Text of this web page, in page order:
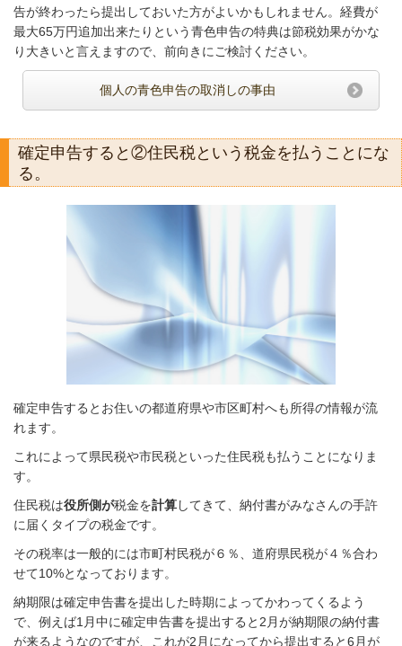
告が終わったら提出しておいた方がよいかもしれません。経費が
最大65万円追加出来たりという青色申告の特典は節税効果がかな
り大きいと言えますので、前向きにご検討ください。
個人の青色申告の取消しの事由
確定申告すると②住民税という税金を払うことにな
る。
確定申告するとお住いの都道府県や市区町村へも所得の情報が流
れます。
これによって県民税や市民税といった住民税も払うことになりま
す。
住民税は役所側が税金を計算してきて、納付書がみなさんの手許
に届くタイプの税金です。
その税率は一般的には市町村民税が６％、道府県民税が４％合わ
せて10%となっております。
納期限は確定申告書を提出した時期によってかわってくるよう
で、 例えば1月中に確定申告書を提出すると2月が納期限の納付書
が来るようなのですが、これが2月になってから提出すると6月が